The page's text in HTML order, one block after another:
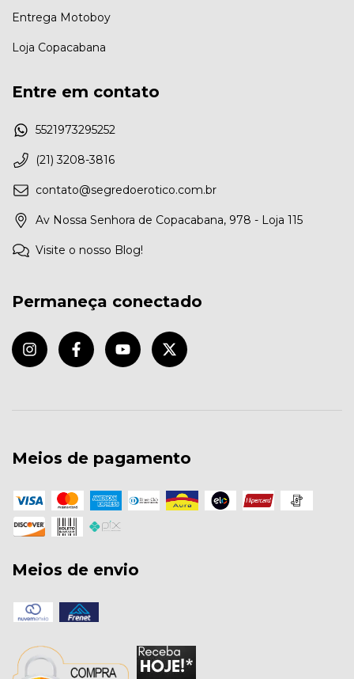
Entrega Motoboy
Loja Copacabana
Entre em contato
5521973295252
(21) 3208-3816
contato@segredoerotico.com.br
Av Nossa Senhora de Copacabana, 978 - Loja 115
Visite o nosso Blog!
Permaneça conectado
Meios de pagamento
Meios de envio